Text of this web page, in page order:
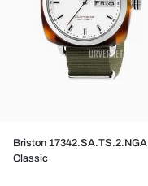
Briston 17342.SA.TS.2.NGA
Classic